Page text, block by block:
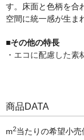
す。床面と色柄を合
空間に統一感が生ま
■その他の特長
・エコに配慮した素
商品DATA
m2当たりの希望小売